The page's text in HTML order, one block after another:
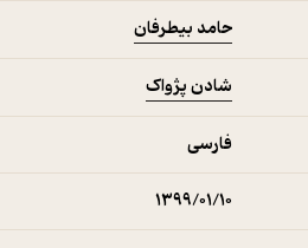
حامد بیطرفان
شادن پژواک
فارسی
۱۳۹۹/۰۱/۱۰